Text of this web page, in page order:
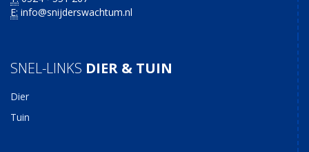
E: info@snijderswachtum.nl
SNEL-LINKS DIER & TUIN
Dier
Tuin